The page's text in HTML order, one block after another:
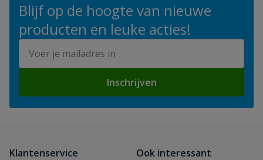
Blijf op de hoogte van nieuwe
producten en leuke acties!
Inschrijven
Klantenservice
Ook interessant